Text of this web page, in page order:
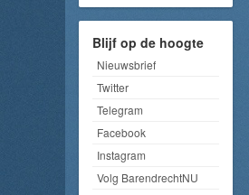
Blijf op de hoogte
Nieuwsbrief
Twitter
Telegram
Facebook
Instagram
Volg BarendrechtNU